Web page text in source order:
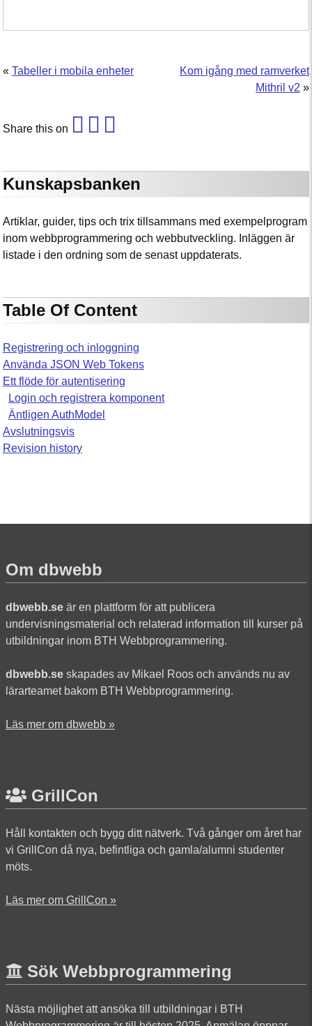
Kom igång med ramverket
Mithril v2 »
«Tabeller i mobila enheter
Share this on
Kunskapsbanken
Artiklar, guider, tips och trix tillsammans med exempelprogram
inom webbprogrammering och webbutveckling. Inläggen är
listade i den ordning som de senast uppdaterats.
Table Of Content
Registrering och inloggning
Använda JSON Web Tokens
Ett flöde för autentisering
Login och registrera komponent
Äntligen AuthModel
Avslutningsvis
Revision history
Om dbwebb
dbwebb.seär en plattform för att publicera
undervisningsmaterial och relaterad information till kurser på
utbildningar inom BTH Webbprogrammering.
dbwebb.seskapades av Mikael Roos och används nu av
lärarteamet bakom BTH Webbprogrammering.
Läs mer om dbwebb »
GrillCon
Håll kontakten och bygg ditt nätverk. Två gånger om året har
vi GrillCon då nya, befintliga och gamla/alumni studenter
möts.
Läs mer om GrillCon »
Sök Webbprogrammering
Nästa möjlighet att ansöka till utbildningar i BTH